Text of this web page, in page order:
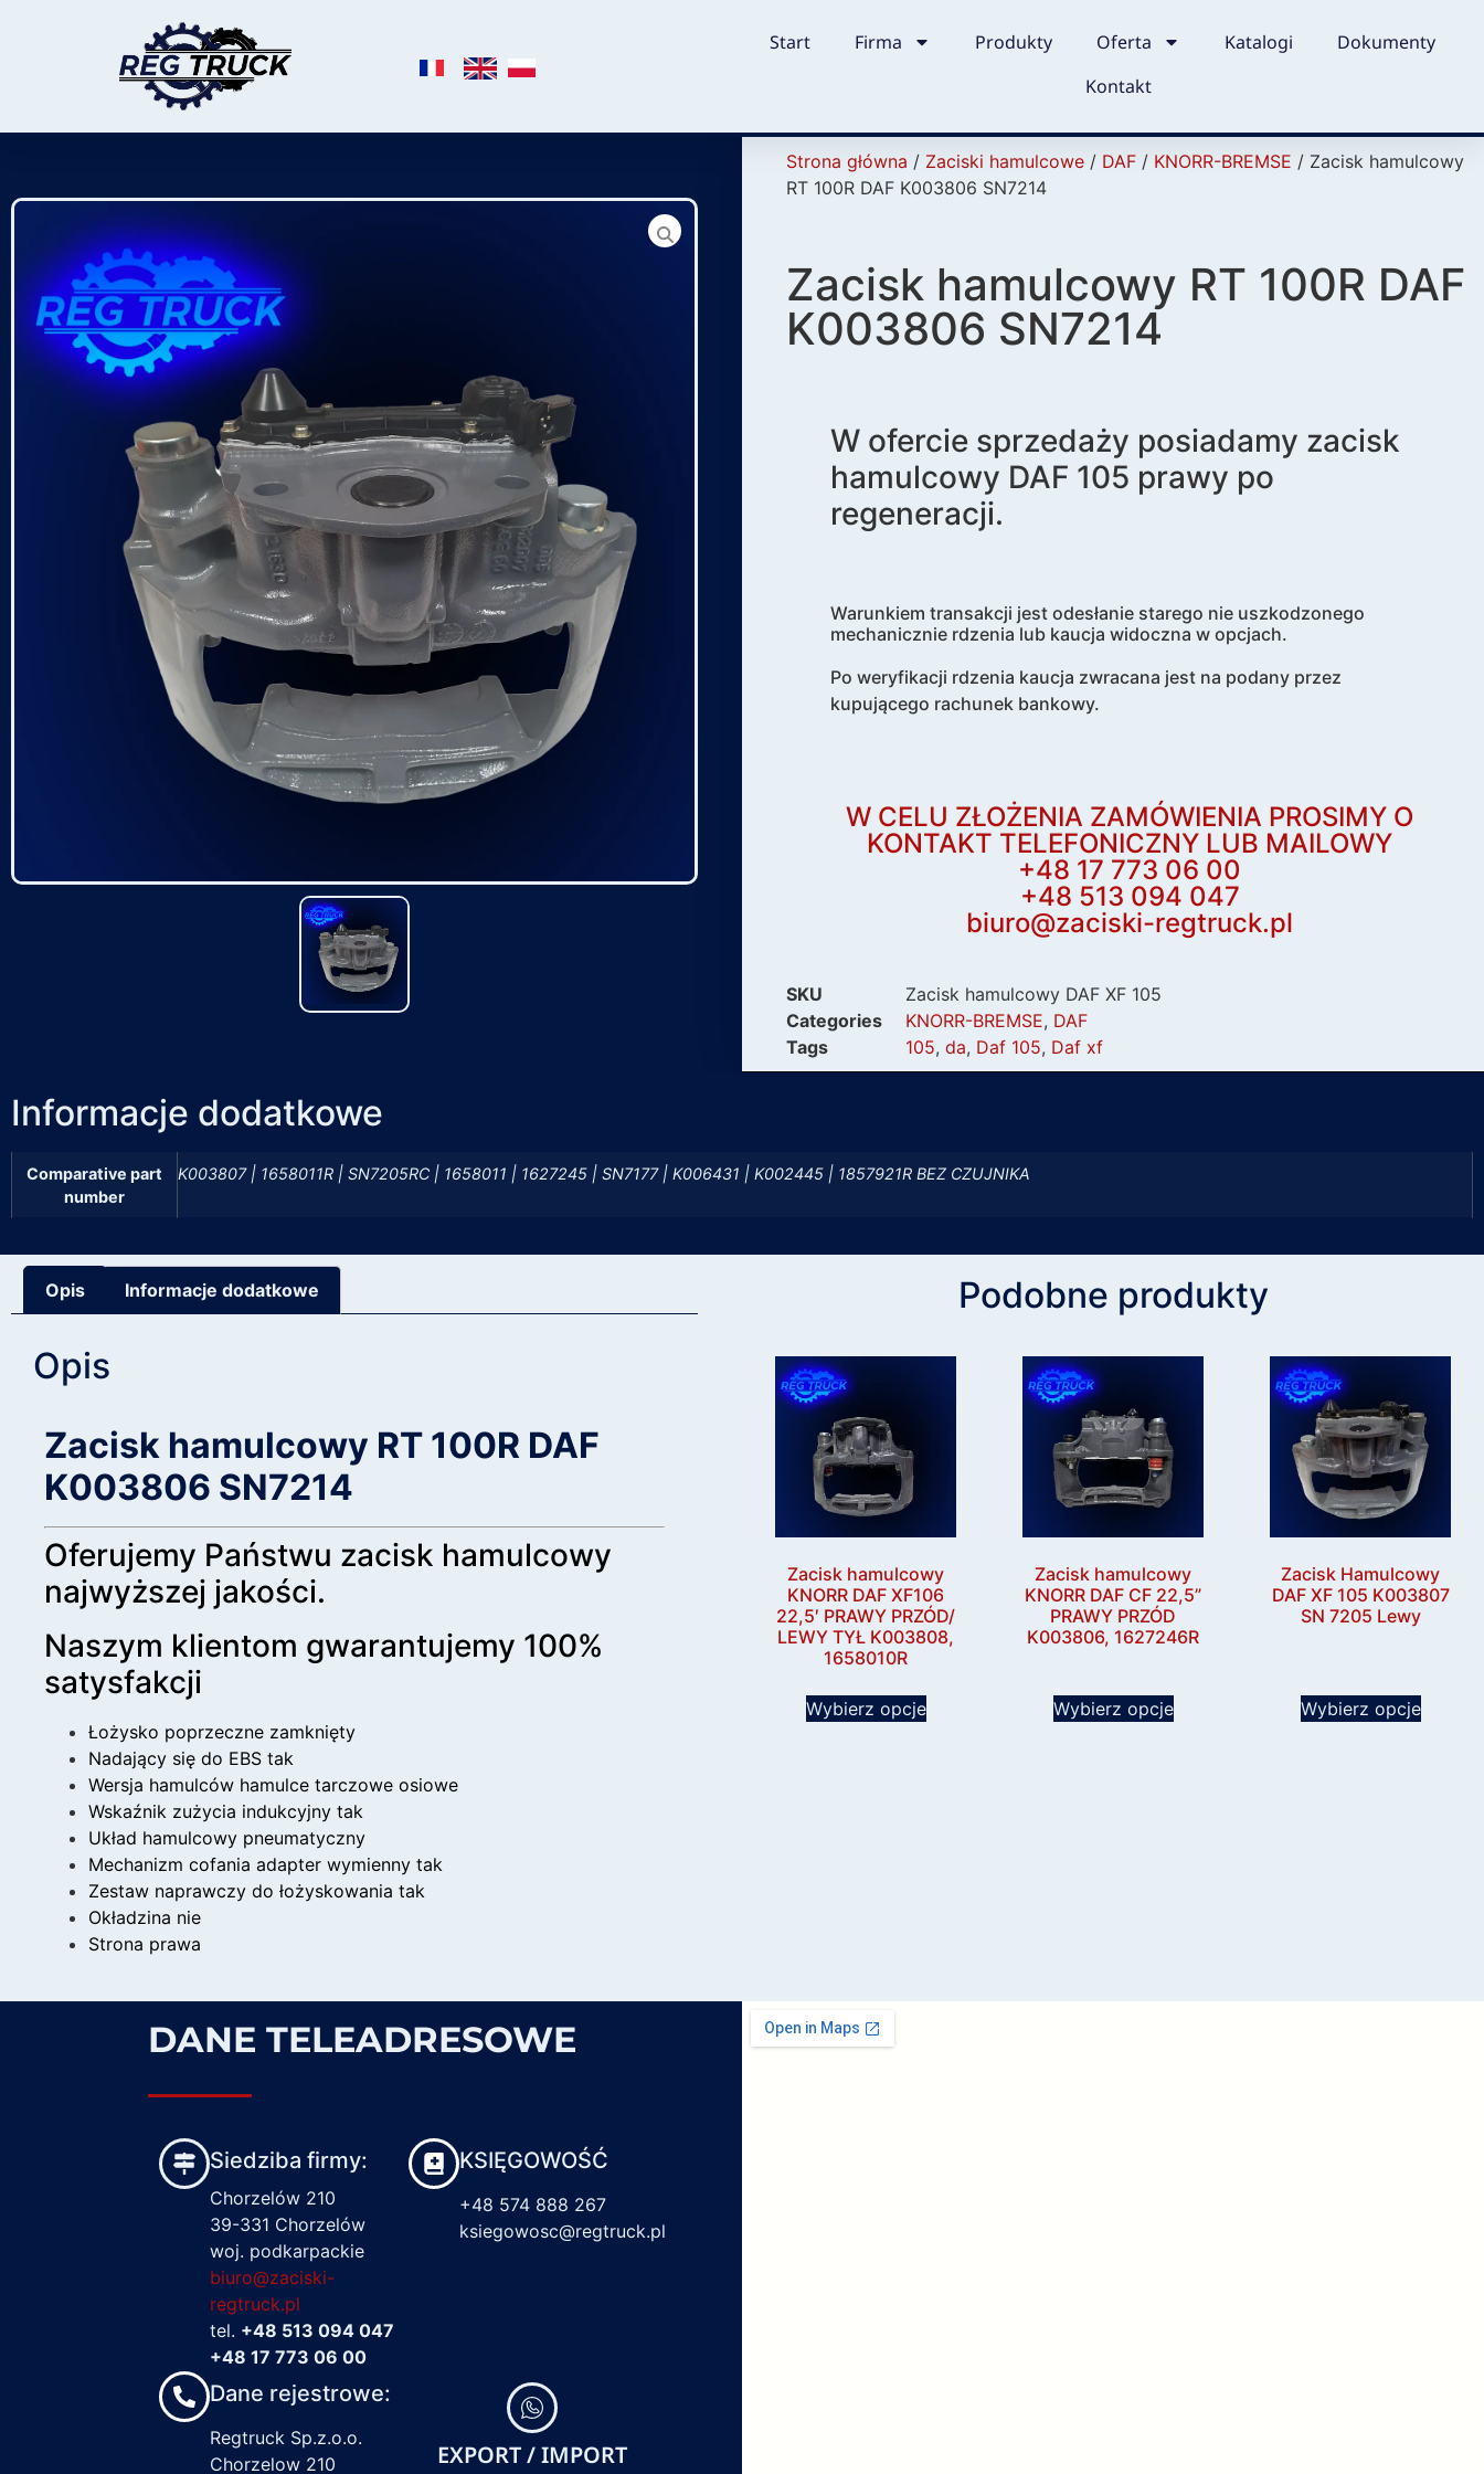
Start Firma Produkty Oferta Katalogi
Dokumenty
Kontakt
Strona główna / Zaciski hamulcowe / DAF / KNORR-BREMSE / Zacisk hamulcowy
RT 100R DAF K003806 SN7214
Zacisk hamulcowy RT 100R DAF
K003806 SN7214
W ofercie sprzedaży posiadamy zacisk
hamulcowy DAF 105 prawy po
regeneracji.
Warunkiem transakcji jest odesłanie starego nie uszkodzonego
mechanicznie rdzenia lub kaucja widoczna w opcjach.
Po weryfikacji rdzenia kaucja zwracana jest na podany przez
kupującego rachunek bankowy.
W CELU ZŁOŻENIA ZAMÓWIENIA PROSIMY O
KONTAKT TELEFONICZNY LUB MAILOWY
+48 17 773 06 00
+48 513 094 047
biuro@zaciski-regtruck.pl
SKU
Zacisk hamulcowy DAF XF 105
Categories
KNORR-BREMSE, DAF
Tags
105, da, Daf 105, Daf xf
Informacje dodatkowe
Comparative part
number
K003807 | 1658011R | SN7205RC | 1658011 | 1627245 | SN7177 | K006431 | K002445 | 1857921R BEZ CZUJNIKA
Opis Informacje dodatkowe
Opis
Zacisk hamulcowy RT 100R DAF
K003806 SN7214
Oferujemy Państwu zacisk hamulcowy
najwyższej jakości.
Naszym klientom gwarantujemy 100%
satysfakcji
Łożysko poprzeczne zamknięty
Nadający się do EBS tak
Wersja hamulców hamulce tarczowe osiowe
Wskaźnik zużycia indukcyjny tak
Układ hamulcowy pneumatyczny
Mechanizm cofania adapter wymienny tak
Zestaw naprawczy do łożyskowania tak
Okładzina nie
Strona prawa
Podobne produkty
Zacisk hamulcowy
KNORR DAF XF106
22,5′ PRAWY PRZÓD/
LEWY TYŁ K003808,
1658010R
Wybierz opcje
Zacisk hamulcowy
KNORR DAF CF 22,5”
PRAWY PRZÓD
K003806, 1627246R
Wybierz opcje
Zacisk Hamulcowy
DAF XF 105 K003807
SN 7205 Lewy
Wybierz opcje
DANE TELEADRESOWE
Siedziba firmy:
Chorzelów 210
39-331 Chorzelów
woj. podkarpackie
biuro@zaciski-
regtruck.pl
tel. +48 513 094 047
+48 17 773 06 00
KSIĘGOWOŚĆ
+48 574 888 267
ksiegowosc@regtruck.pl
Dane rejestrowe:
Regtruck Sp.z.o.o.
Chorzelow 210
EXPORT / IMPORT